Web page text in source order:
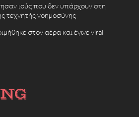
ιούς που δεν υπάρχουν στη
τεχνητής νοημοσύνης
στον αέρα και έγινε viral